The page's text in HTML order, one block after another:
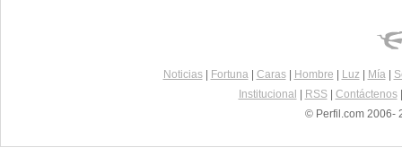
Noticias| Fortuna| Caras| Hombre Luz| Mía|
Institucional
RSS| Contáctenos
© Perfil.com 2006-